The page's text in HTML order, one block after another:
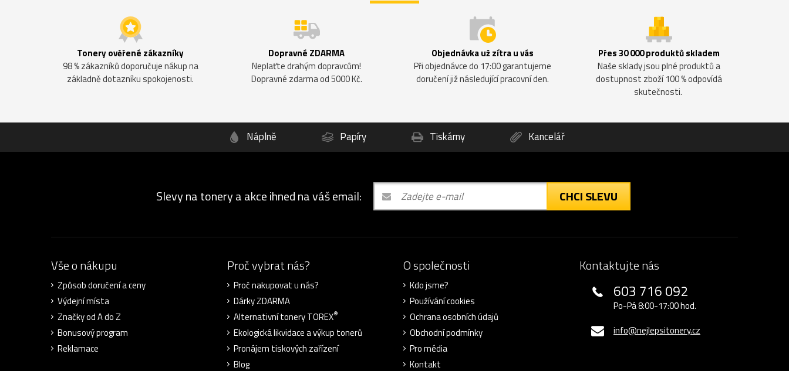
Tonery ověřené zákazníky
98 % zákazníků doporučuje nákup na
základně dotazníku spokojenosti.
Dopravné ZDARMA
Neplaťte drahým dopravcům!
Dopravné zdarma od 5000 Kč.
Objednávka už zítra u vás
Při objednávce do 17:00 garantujeme
doručení již následující pracovní den.
Přes 30 000 produktů skladem
Naše sklady jsou plné produktů a
dostupnost zboží 100 % odpovídá
skutečnosti.
Náplně Papíry Tiskárny Kancelář
Slevy na tonery a akce ihned na váš email: CHCI SLEVU
Vše o nákupu
Způsob doručení a ceny
Výdejní místa
Značky od A do Z
Bonusový program
Reklamace
Proč vybrat nás?
Proč nakupovat u nás?
Dárky ZDARMA
Alternativní tonery TOREX®
Ekologická likvidace a výkup tonerů
Pronájem tiskových zařízení
Blog
O společnosti
Kdo jsme?
Používání cookies
Ochrana osobních údajů
Obchodní podmínky
Pro média
Kontakt
Kontaktujte nás
603 716 092
Po-Pá 8:00-17:00 hod.
info@nejlepsitonery.cz